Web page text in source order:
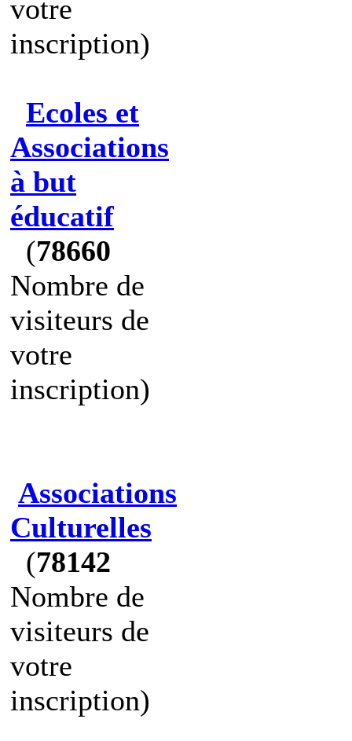
votre
inscription)
Ecoles et
Associations
à but
éducatif
(78660
Nombre de
visiteurs de
votre
inscription)
Associations
Culturelles
(78142
Nombre de
visiteurs de
votre
inscription)